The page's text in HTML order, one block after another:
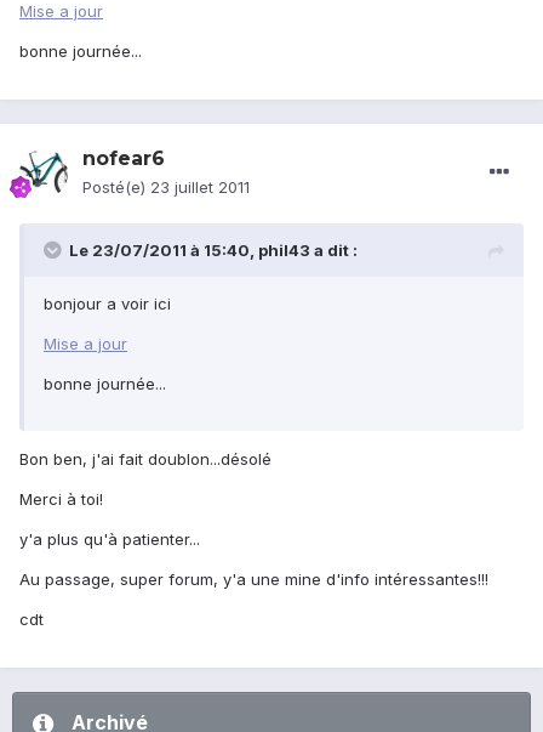
Mise a jour
bonne journée...
nofear6
Posté(e) 23 juillet 2011
Le 23/07/2011 à 15:40, phil43 a dit :
bonjour a voir ici
Mise a jour
bonne journée...
Bon ben, j'ai fait doublon...désolé
Merci à toi!
y'a plus qu'à patienter...
Au passage, super forum, y'a une mine d'info intéressantes!!!
cdt
Archivé